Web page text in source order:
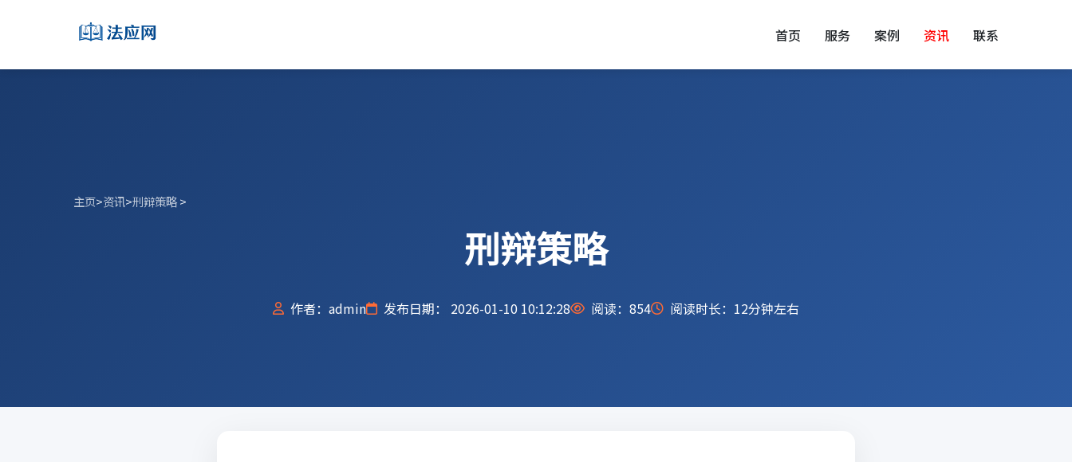
首页 服务 案例 资讯 联系
主页>资讯>刑辩策略>
刑辩策略
作者：admin 发布日期： 2026-01-10 10:12:28 阅读： 854 阅读时长：12分钟左右